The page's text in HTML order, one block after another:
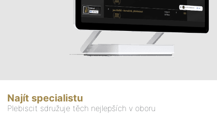
Najít specialistu
Plebiscit sdružuje těch nejlepších v oboru